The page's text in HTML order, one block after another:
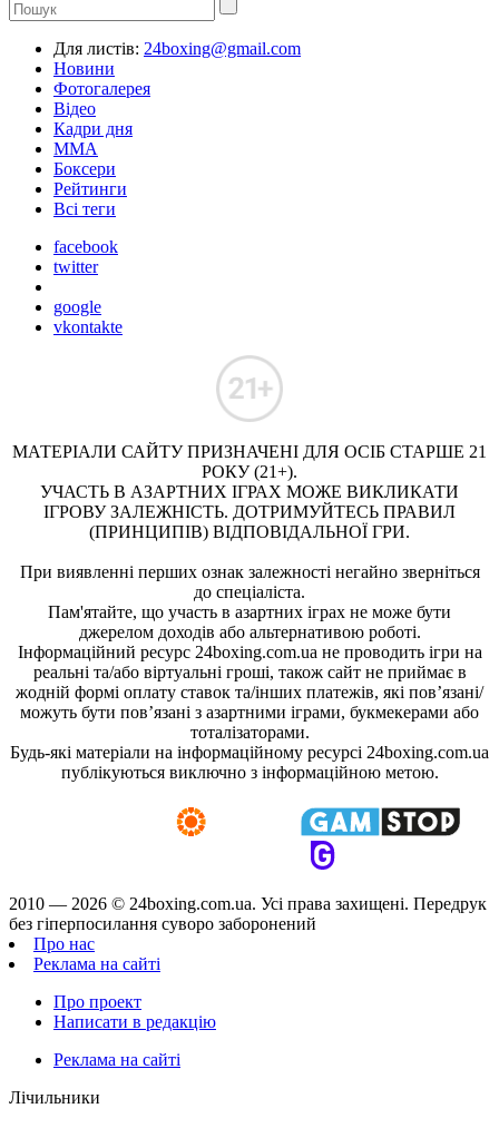
Для листів: 24boxing@gmail.com
Новини
Фотогалерея
Відео
Кадри дня
ММА
Боксери
Рейтинги
Всі теги
facebook
twitter
google
vkontakte
МАТЕРІАЛИ САЙТУ ПРИЗНАЧЕНІ ДЛЯ ОСІБ СТАРШЕ 21
РОКУ (21+).
УЧАСТЬ В АЗАРТНИХ ІГРАХ МОЖЕ ВИКЛИКАТИ
ІГРОВУ ЗАЛЕЖНІСТЬ. ДОТРИМУЙТЕСЬ ПРАВИЛ
(ПРИНЦИПІВ) ВІДПОВІДАЛЬНОЇ ГРИ.
При виявленні перших ознак залежності негайно зверніться
до спеціаліста.
Пам'ятайте, що участь в азартних іграх не може бути
джерелом доходів або альтернативою роботі.
Інформаційний ресурс 24boxing.com.ua не проводить ігри на
реальні та/або віртуальні гроші, також сайт не приймає в
жодній формі оплату ставок та/інших платежів, які пов’язані/
можуть бути пов’язані з азартними іграми, букмекерами або
тоталізаторами.
Будь-які матеріали на інформаційному ресурсі 24boxing.com.ua
публікуються виключно з інформаційною метою.
2010 — 2026 © 24boxing.com.ua. Усi права захищенi. Передрук
без гіперпосилання суворо заборонений
Про нас
Реклама на сайті
Про проект
Написати в редакцію
Реклама на сайті
Лічильники